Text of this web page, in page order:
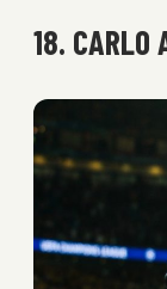
18.